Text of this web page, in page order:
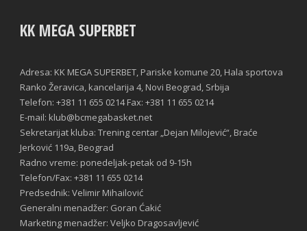
KK MEGA SUPERBET
Adresa: KK MEGA SUPERBET, Pariske komune 20, Hala sportova
Ranko Žeravica, kancelarija 4, Novi Beograd, Srbija
Telefon: +381 11 655 0214 Fax: +381 11 655 0214
E-mail: klub@bcmegabasket.net
Sekretarijat kluba: Trening centar „Dejan Milojević“, Braće
Jerković 119a, Beograd
Radno vreme: ponedeljak-petak od 9-15h
Telefon/Fax: +381 11 655 0214
Predsednik: Velimir Mihailović
Generalni menadžer: Goran Ćakić
Marketing menadžer: Veljko Dragosavljević